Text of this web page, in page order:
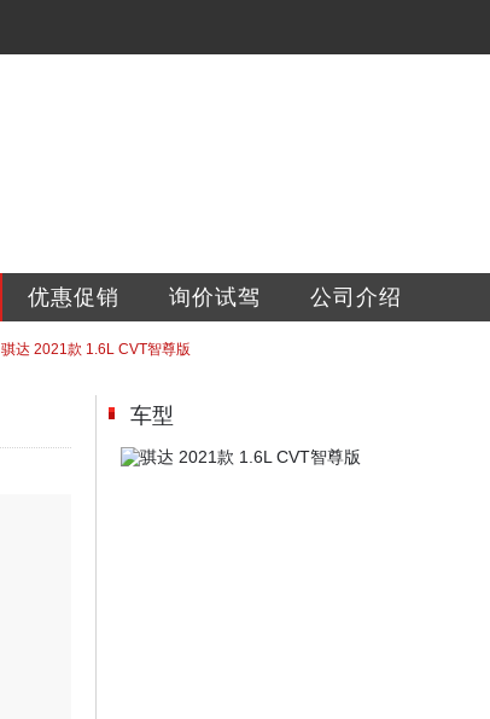
优惠促销 询价试驾 公司介绍
骐达 2021款 1.6L CVT智尊版
车型